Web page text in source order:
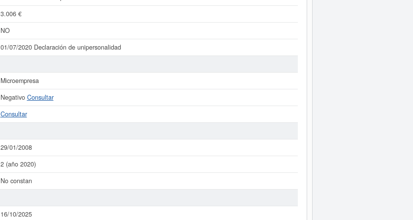
3.006 €
NO
01/07/2020 Declaración de unipersonalidad
Microempresa
Negativo Consultar
Consultar
29/01/2008
2 (año 2020)
No constan
16/10/2025